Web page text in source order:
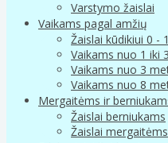
Varstymo žaislai
Vaikams pagal amžių
Žaislai kūdikiui 0 -
Vaikams nuo 1 iki
Vaikams nuo 3
Vaikams nuo 8
Mergaitėms ir
Žaislai berniukams
Žaislai mergaitėms